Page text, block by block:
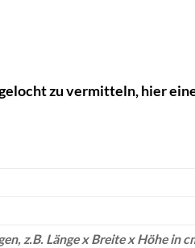
zu vermitteln, hier
z.B. Länge x Breite x Höhe in